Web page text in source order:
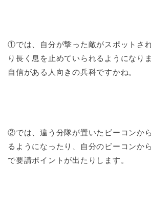
①では、自分が撃った敵がスポットさ
り長く息を止めていられるようになり
自信がある人向きの兵科ですかね。
②では、違う分隊が置いたビーコンか
るようになったり、自分のビーコンか
で要請ポイントが出たりします。